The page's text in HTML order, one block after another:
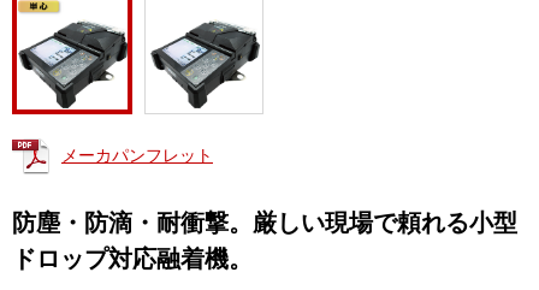
メーカパンフレット
防塵・防滴・耐衝撃。厳しい現場で頼れる小型
ドロップ対応融着機。